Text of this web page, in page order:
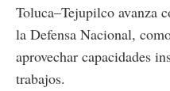
Toluca–Tejupilco avanza
la Defensa Nacional,
aprovechar capacidades
trabajos.